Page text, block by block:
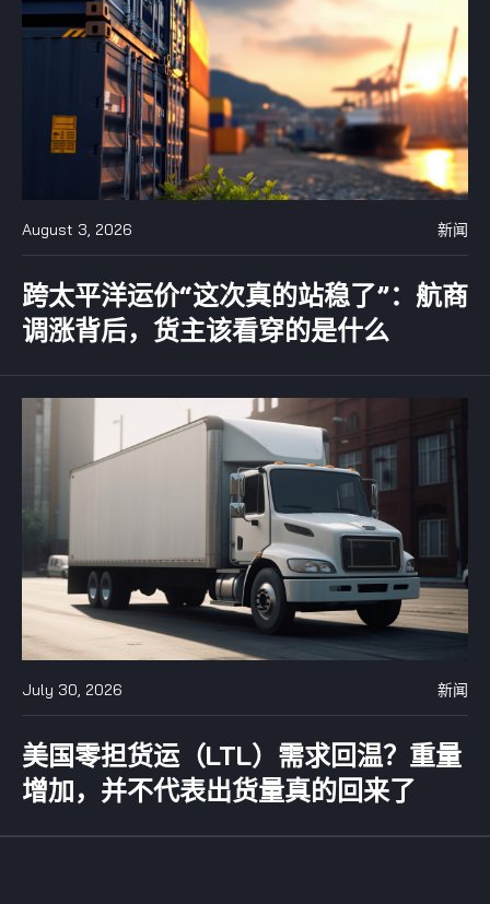
August 3, 2026 新闻
跨太平洋运价“这次真的站稳了”：航商
调涨背后，货主该看穿的是什么
July 30, 2026 新闻
美国零担货运（LTL）需求回温？重量
增加，并不代表出货量真的回来了